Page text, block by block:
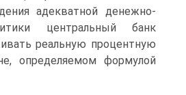
адекватной денежно-
центральный банк
реальную процентную
определяемом формулой